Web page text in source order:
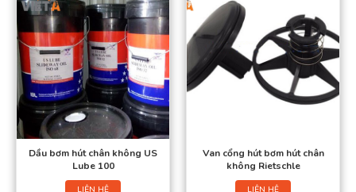
Dầu bơm hút chân không US
Lube 100
LIÊN HỆ
Van cổng hút bơm hút chân
không Rietschle
LIÊN HỆ